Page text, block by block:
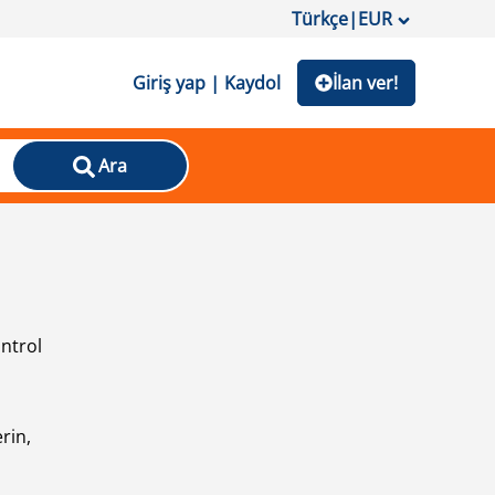
Türkçe|EUR
Giriş yap | Kaydol İlan ver!
Ara